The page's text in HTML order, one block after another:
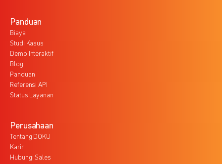
Panduan
Biaya
Studi Kasus
Demo Interaktif
Blog
Panduan
Referensi API
Status Layanan
Perusahaan
Tentang DOKU
Karir
Hubungi Sales